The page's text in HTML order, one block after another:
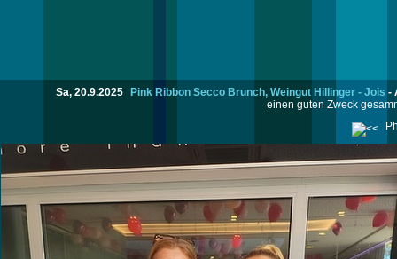
Sa, 20.9.2025 Pink Ribbon Secco Brunch, Weingut Hillinger - Jois -
einen guten Zweck